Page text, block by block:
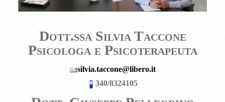
Dott.ssa Silvia Taccone
Psicologa e Psicoterapeuta
silvia.taccone@libero.it
340/8324105